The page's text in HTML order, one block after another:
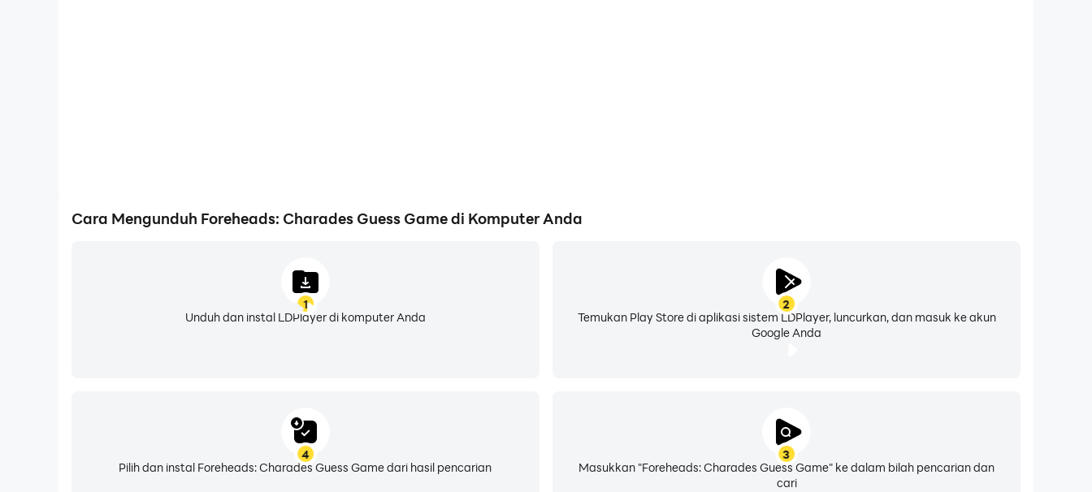
Cara Mengunduh Foreheads: Charades Guess Game di Komputer Anda
1
Unduh dan instal LDPlayer di komputer Anda
2
Temukan Play Store di aplikasi sistem LDPlayer, luncurkan, dan masuk ke akun
Google Anda
3
Masukkan "Foreheads: Charades Guess Game" ke dalam bilah pencarian dan
cari
4
Pilih dan instal Foreheads: Charades Guess Game dari hasil pencarian